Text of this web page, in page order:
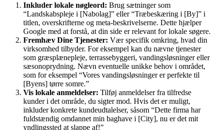
Inkluder lokale nøgleord: Brug sætninger som
“Landskabspleje i [Nabolag]” eller “Træbeskæring i [By]” i
titlen, overskrifterne og meta-beskrivelserne. Dette hjælper
Google med at forstå, at din side er relevant for lokale søgere.
Fremhæv Dine Tjenester: Vær specifik omkring, hvad din
virksomhed tilbyder. For eksempel kan du nævne tjenester
som græsplænepleje, terrassebyggeri, vandingsløsninger eller
sæsonoprydning. Nævn eventuelle unikke behov i området,
som for eksempel “Vores vandingsløsninger er perfekte til
[Byens] tørre somre.”
Vis lokale anmeldelser: Tilføj anmeldelser fra tilfredse
kunder i det område, du sigter mod. Hvis det er muligt,
inkluder konkrete kundeudtalelser, såsom “Dette firma har
fuldstændig omdannet min baghave i [City], nu er det mit
yndlingssted at slappe af!”